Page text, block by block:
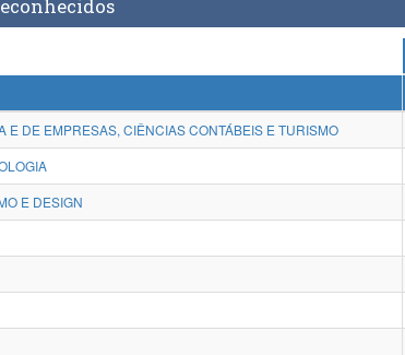
E DE EMPRESAS, CIÊNCIAS CONTÁBEIS E TURISMO
E DESIGN